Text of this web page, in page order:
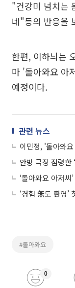
"건강미 넘치는
네"등의 반응을
한편, 이하늬는
마 '돌아와요 아
예정이다.
관련 뉴스
안방 극장 점령한
‘경험 無도 환영’
#돌아와요
0